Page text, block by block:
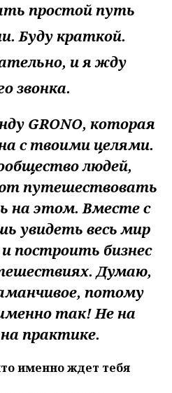
простой путь
Буду краткой.
и я жду
звонка.
GRONO, которая
с твоими целями.
людей,
путешествовать
на этом. Вместе с
увидеть весь мир
построить бизнес
Думаю,
потому
так! Не на
практике.
именно ждет тебя